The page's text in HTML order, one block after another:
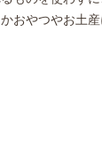
おやつやお土